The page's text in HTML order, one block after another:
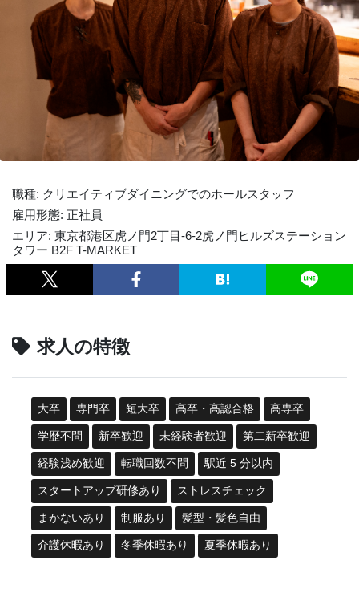
職種: クリエイティブダイニングでのホールスタッフ
雇用形態: 正社員
エリア: 東京都港区虎ノ門2丁目-6-2虎ノ門ヒルズステーション
タワー B2F T-MARKET
求人の特徴
大卒 専門卒 短大卒 高卒・高認合格 高専卒
学歴不問 新卒歓迎 未経験者歓迎 第二新卒歓迎
経験浅め歓迎 転職回数不問 駅近 5 分以内
スタートアップ研修あり ストレスチェック
まかないあり 制服あり 髪型・髪色自由
介護休暇あり 冬季休暇あり 夏季休暇あり